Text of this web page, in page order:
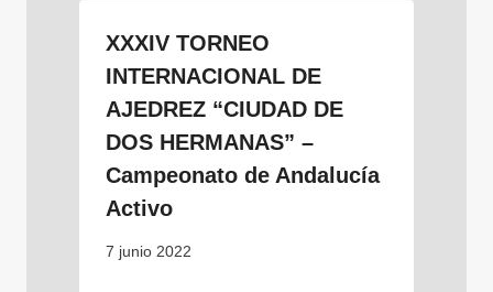
XXXIV TORNEO
INTERNACIONAL DE
AJEDREZ “CIUDAD DE
DOS HERMANAS” –
Campeonato de Andalucía
Activo
7 junio 2022